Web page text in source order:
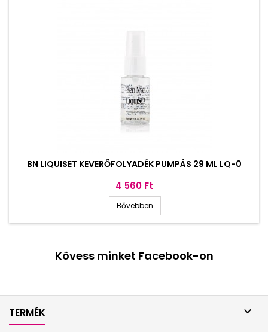
BN LIQUISET KEVERŐFOLYADÉK PUMPÁS 29 ML LQ-0
Ár
4 560 Ft
Bővebben
Kövess minket Facebook-on
TERMÉK 